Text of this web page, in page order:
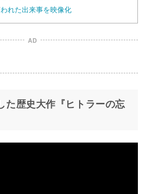
れた出来事を映像化
AD
た歴史大作『ヒトラーの忘